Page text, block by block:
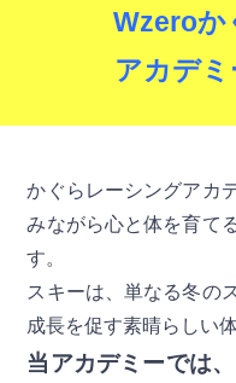
Wzeroか
アカデミ
かぐらレーシングアカ
みながら心と体を育て
す。
スキーは、単なる冬の
成長を促す素晴らしい
当アカデミーでは